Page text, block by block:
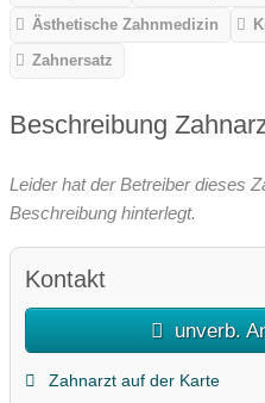
Ästhetische Zahnmedizin
Zahnersatz
Beschreibung
Leider hat der Betreiber dieses
Beschreibung hinterlegt.
Kontakt
unverb.
Zahnarzt auf der Karte